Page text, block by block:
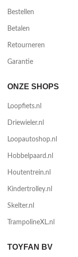
Bestellen
Betalen
Retourneren
Garantie
ONZE SHOPS
Loopfiets.nl
Driewieler.nl
Loopautoshop.nl
Hobbelpaard.nl
Houtentrein.nl
Kindertrolley.nl
Skelter.nl
TrampolineXL.nl
TOYFAN BV